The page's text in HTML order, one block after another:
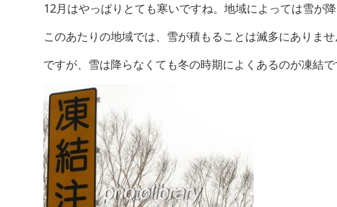
12月はやっぱりとても寒いですね。地域によっては雪が
このあたりの地域では、雪が積もることは滅多にありませ
ですが、雪は降らなくても冬の時期によくあるのが凍結で